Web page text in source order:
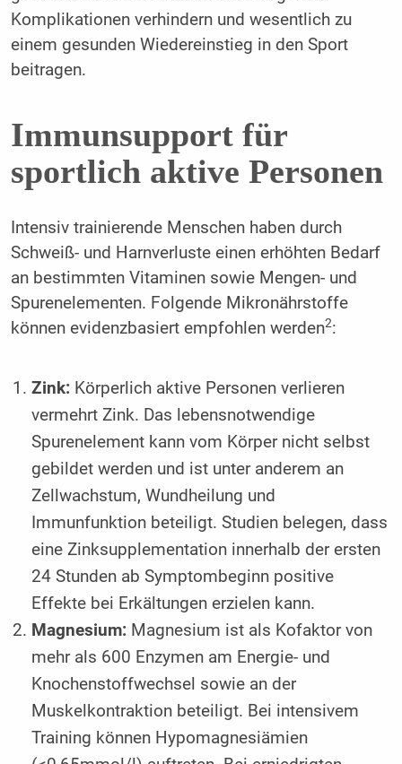
Komplikationen verhindern und wesentlich zu
einem gesunden Wiedereinstieg in den Sport
beitragen.
Immunsupport für
sportlich aktive Personen
Intensiv trainierende Menschen haben durch
Schweiß- und Harnverluste einen erhöhten Bedarf
an bestimmten Vitaminen sowie Mengen- und
Spurenelementen. Folgende Mikronährstoffe
können evidenzbasiert empfohlen werden2:
Zink: Körperlich aktive Personen verlieren
vermehrt Zink. Das lebensnotwendige
Spurenelement kann vom Körper nicht selbst
gebildet werden und ist unter anderem an
Zellwachstum, Wundheilung und
Immunfunktion beteiligt. Studien belegen, dass
eine Zinksupplementation innerhalb der ersten
24 Stunden ab Symptombeginn positive
Effekte bei Erkältungen erzielen kann.
Magnesium: Magnesium ist als Kofaktor von
mehr als 600 Enzymen am Energie- und
Knochenstoffwechsel sowie an der
Muskelkontraktion beteiligt. Bei intensivem
Training können Hypomagnesiämien